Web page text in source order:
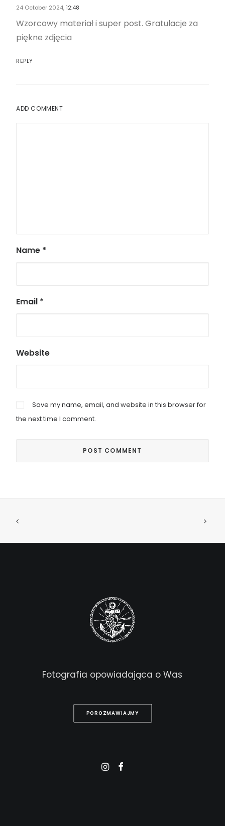
24 October 2024,12:48
Wzorcowy materiał i super post. Gratulacje za
piękne zdjęcia
REPLY
ADD COMMENT
Name *
Email *
Website
Save my name, email, and website in this browser for
the next time I comment.
Fotografia opowiadająca o Was
POROZMAWIAJMY